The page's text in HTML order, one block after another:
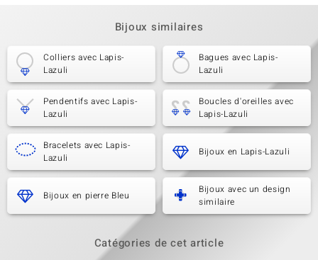
Bijoux similaires
Colliers avec Lapis-
Lazuli
Bagues avec Lapis-
Lazuli
Pendentifs avec Lapis-
Lazuli
Boucles d'oreilles avec
Lapis-Lazuli
Bracelets avec Lapis-
Lazuli
Bijoux en Lapis-Lazuli
Bijoux en pierre Bleu
Bijoux avec un design
similaire
Catégories de cet article